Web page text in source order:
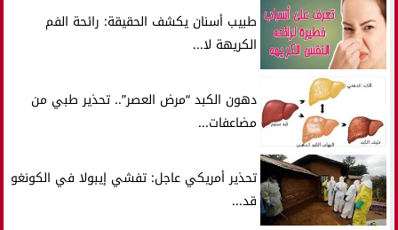
طبيب أسنان يكشف الحقيقة: رائحة الفم
الكريهة لا...
دهون الكبد “مرض العصر”.. تحذير طبي من
مضاعفات...
تحذير أمريكي عاجل: تفشي إيبولا في الكونغو
قد...